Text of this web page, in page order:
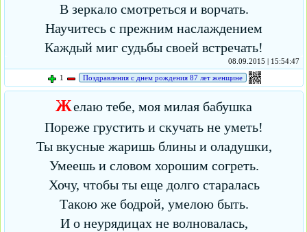
В зеркало смотреться и ворчать.
Научитесь с прежним наслаждением
Каждый миг судьбы своей встречать!
08.09.2015 | 15:54:47
1
Поздравления с днем рождения 87 лет женщине
Желаю тебе, моя милая бабушка
Пореже грустить и скучать не уметь!
Ты вкусные жаришь блины и оладушки,
Умеешь и словом хорошим согреть.
Хочу, чтобы ты еще долго старалась
Такою же бодрой, умелою быть.
И о неурядицах не волновалась,